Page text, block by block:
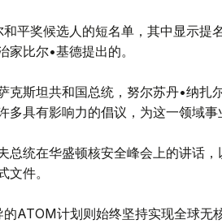
平奖候选人的短名单，其中显示提
比尔•基德提出的。
克斯坦共和国总统，努尔苏丹•纳扎
多具有影响力的倡议，为这一领域事
总统在华盛顿核安全峰会上的讲话
件。
ATOM计划则始终坚持实现全球无